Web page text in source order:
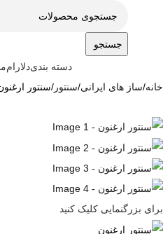
جستجو
دسته بندیدلارام
خانه ساز های ایرانی سنتور سنتور
برای بزرگنمایی کلیک کنید